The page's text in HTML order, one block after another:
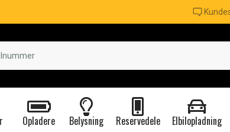
Opladere Belysning Reservedele Elbilopladning